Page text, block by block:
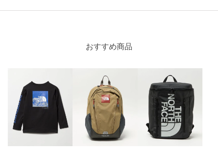
店舗へお問い合わせの際は、全国のgreen label relaxing各店舗ま
で下記の品名/品番をお申し付けください。
品名：◆TJ TNF CompactJKT 品番：38754000013
商品詳細
対象商品
おすすめ商品